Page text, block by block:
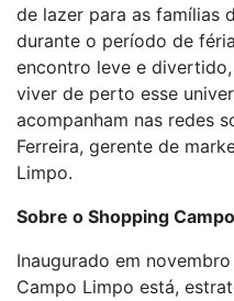
de lazer para as famílias
durante o período de
encontro leve e
viver de perto esse
acompanham nas redes
Ferreira, gerente de
Limpo.
Sobre o Shopping
Inaugurado em
Campo Limpo está,